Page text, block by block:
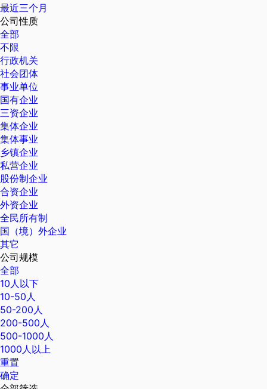
最近三个月
公司性质
全部
不限
行政机关
社会团体
事业单位
国有企业
三资企业
集体企业
集体事业
乡镇企业
私营企业
股份制企业
合资企业
外资企业
全民所有制
国（境）外企业
其它
公司规模
全部
10人以下
10-50人
50-200人
200-500人
500-1000人
1000人以上
重置
确定